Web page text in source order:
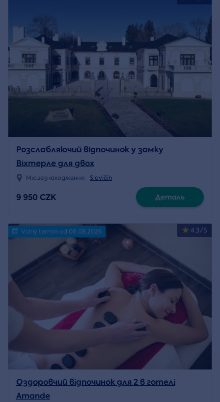
Розслабляючий відпочинок у замку
Віхтерле для двох
Місцезнаходження: Slavičín
9 950 CZK Деталь
4.3/5
Volný termín od 08.08.2026
Оздоровчий відпочинок для 2 в готелі
Amande